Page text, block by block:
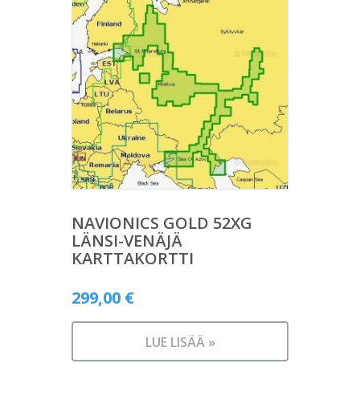
NAVIONICS GOLD 52XG
LÄNSI-VENÄJÄ
KARTTAKORTTI
299,00 €
LUE LISÄÄ »